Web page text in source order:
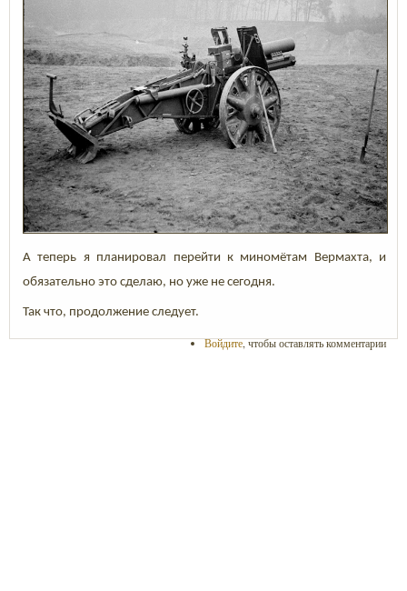
А теперь я планировал перейти к миномётам Вермахта, и
обязательно это сделаю, но уже не сегодня.
Так что, продолжение следует.
Войдите, чтобы оставлять комментарии